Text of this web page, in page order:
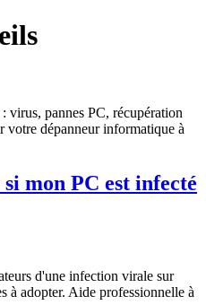
virus, pannes PC, récupération
votre dépanneur informatique à
mon PC est infecté
d'une infection virale sur
à adopter. Aide professionnelle à